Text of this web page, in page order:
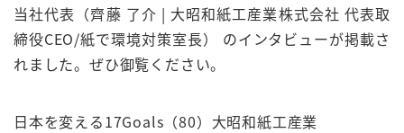
当社代表（齊藤 了介 | 大昭和紙工産業株式会社 代表取
締役CEO/紙で環境対策室長） のインタビューが掲載さ
れました。ぜひ御覧ください。
日本を変える17Goals（80）大昭和紙工産業